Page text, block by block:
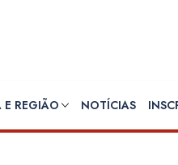
REGIÃO NOTÍCIAS